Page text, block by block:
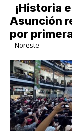
​¡Historia
Asunción
por
Noreste